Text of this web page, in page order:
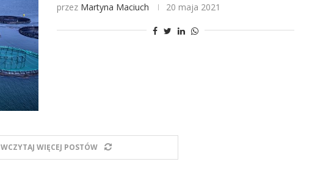
przez Martyna Maciuch 20 maja 2021
WCZYTAJ WIĘCEJ POSTÓW